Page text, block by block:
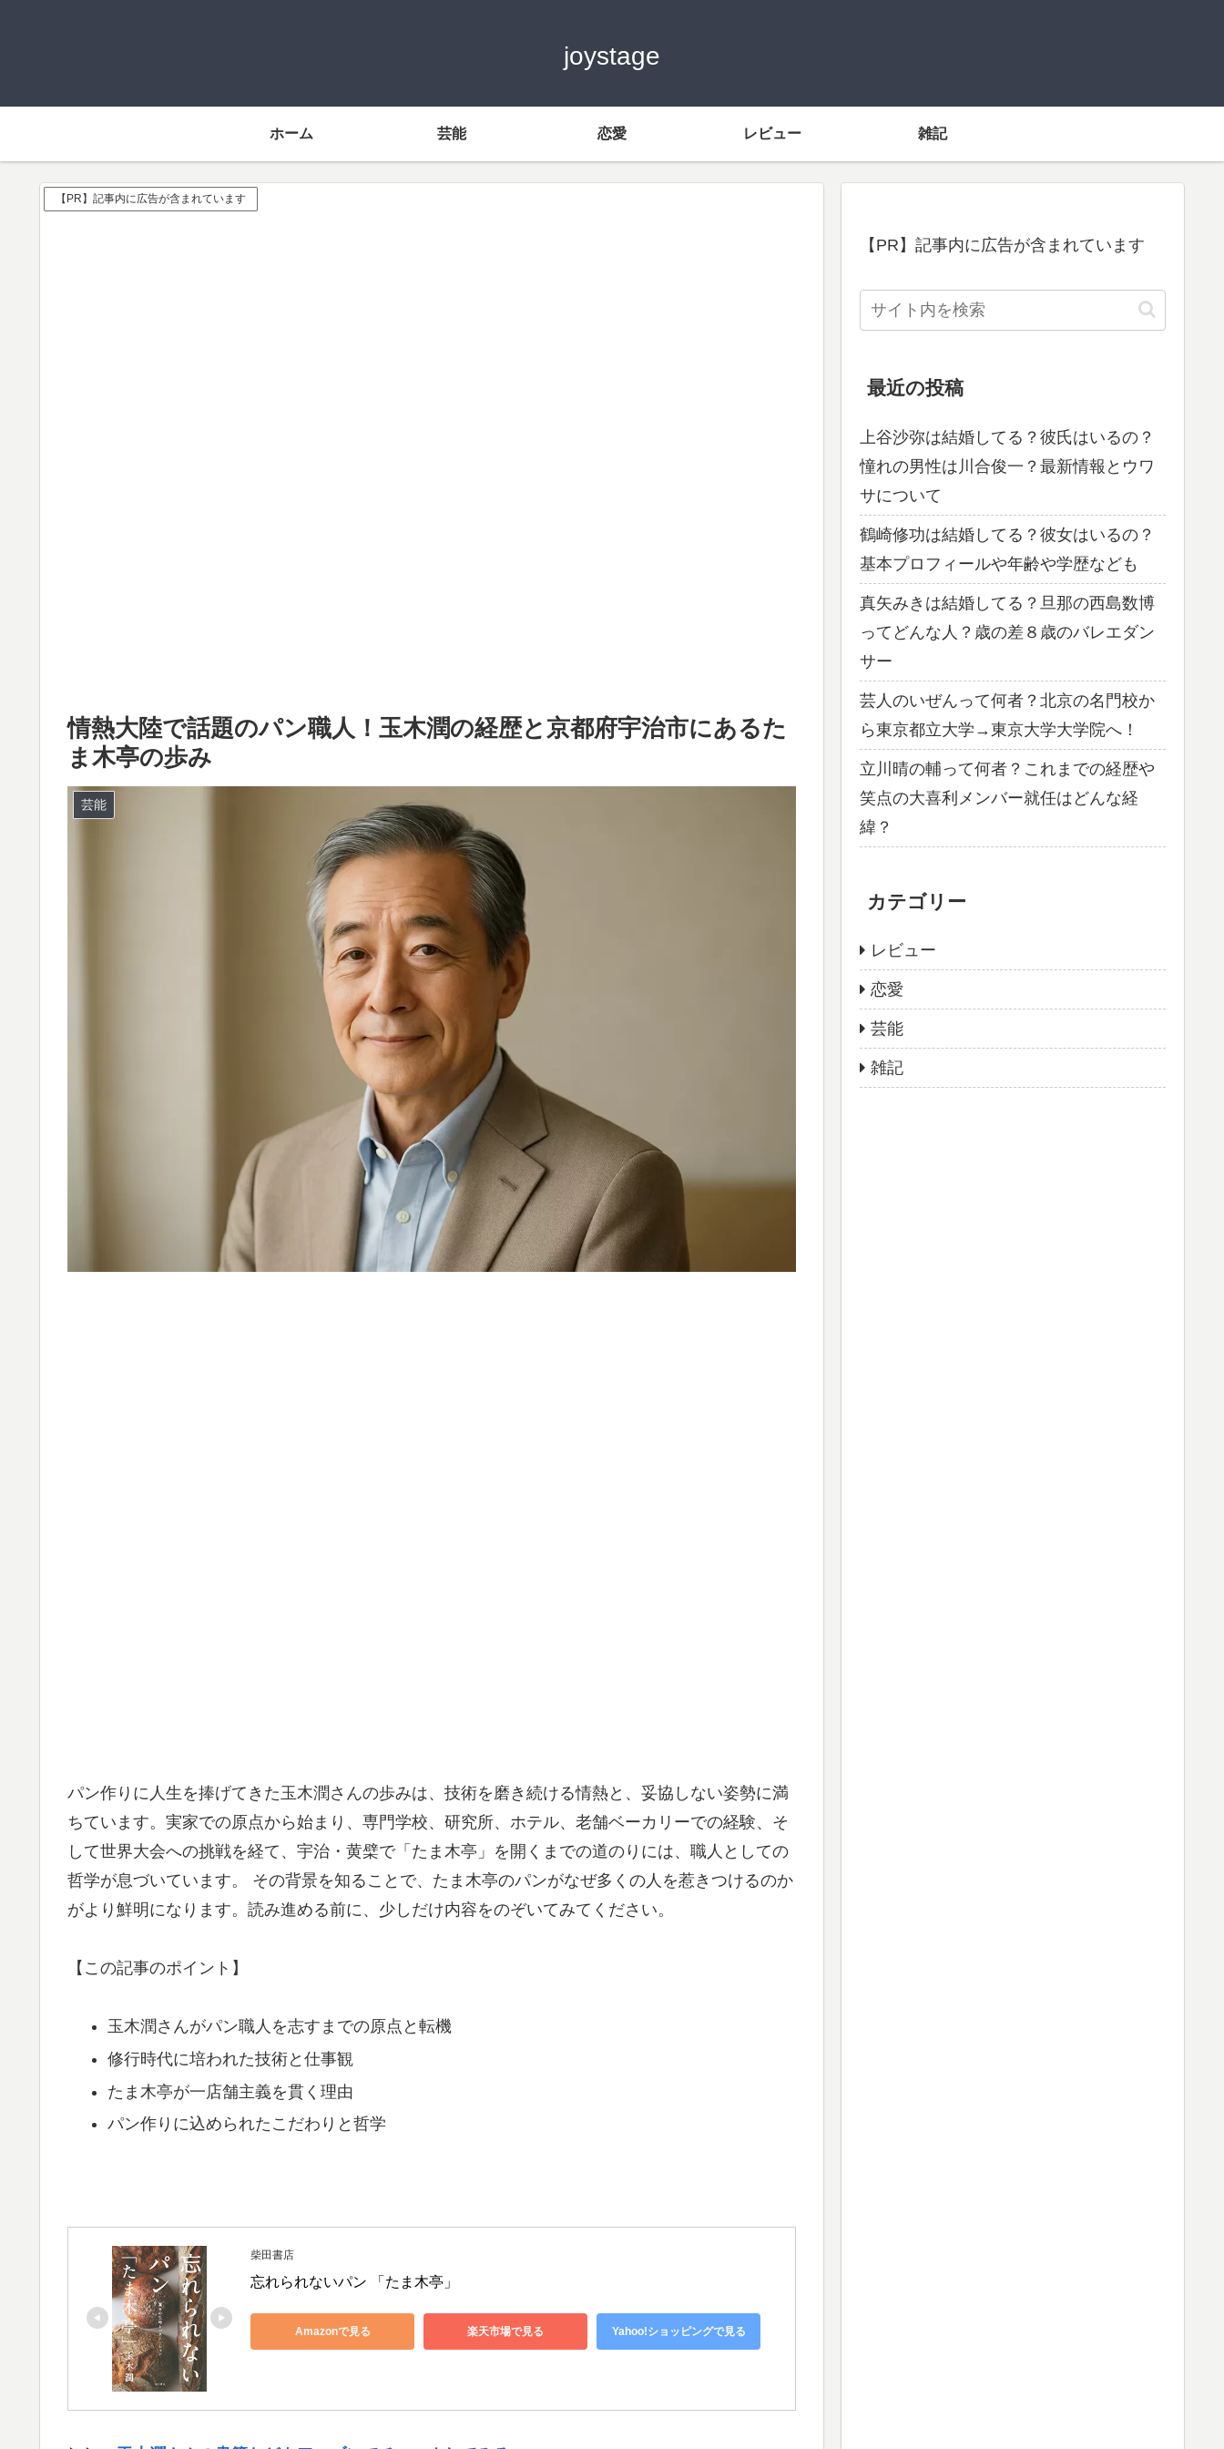
joystage
ホーム 芸能 恋愛 レビュー 雑記
【PR】記事内に広告が含まれています
情熱大陸で話題のパン職人！玉木潤の経歴と京都府宇治市にあるた
ま木亭の歩み
芸能
パン作りに人生を捧げてきた玉木潤さんの歩みは、技術を磨き続ける情熱と、妥協しない姿勢に満
ちています。実家での原点から始まり、専門学校、研究所、ホテル、老舗ベーカリーでの経験、そ
して世界大会への挑戦を経て、宇治・黄檗で「たま木亭」を開くまでの道のりには、職人としての
哲学が息づいています。 その背景を知ることで、たま木亭のパンがなぜ多くの人を惹きつけるのか
がより鮮明になります。読み進める前に、少しだけ内容をのぞいてみてください。
【この記事のポイント】
玉木潤さんがパン職人を志すまでの原点と転機
修行時代に培われた技術と仕事観
たま木亭が一店舗主義を貫く理由
パン作りに込められたこだわりと哲学
柴田書店
忘れられないパン 「たま木亭」
Amazonで見る 楽天市場で見る Yahoo!ショッピングで見る
【PR】記事内に広告が含まれています
最近の投稿
上谷沙弥は結婚してる？彼氏はいるの？
憧れの男性は川合俊一？最新情報とウワ
サについて
鶴崎修功は結婚してる？彼女はいるの？
基本プロフィールや年齢や学歴なども
真矢みきは結婚してる？旦那の西島数博
ってどんな人？歳の差８歳のバレエダン
サー
芸人のいぜんって何者？北京の名門校か
ら東京都立大学→東京大学大学院へ！
立川晴の輔って何者？これまでの経歴や
笑点の大喜利メンバー就任はどんな経
緯？
カテゴリー
レビュー
恋愛
芸能
雑記